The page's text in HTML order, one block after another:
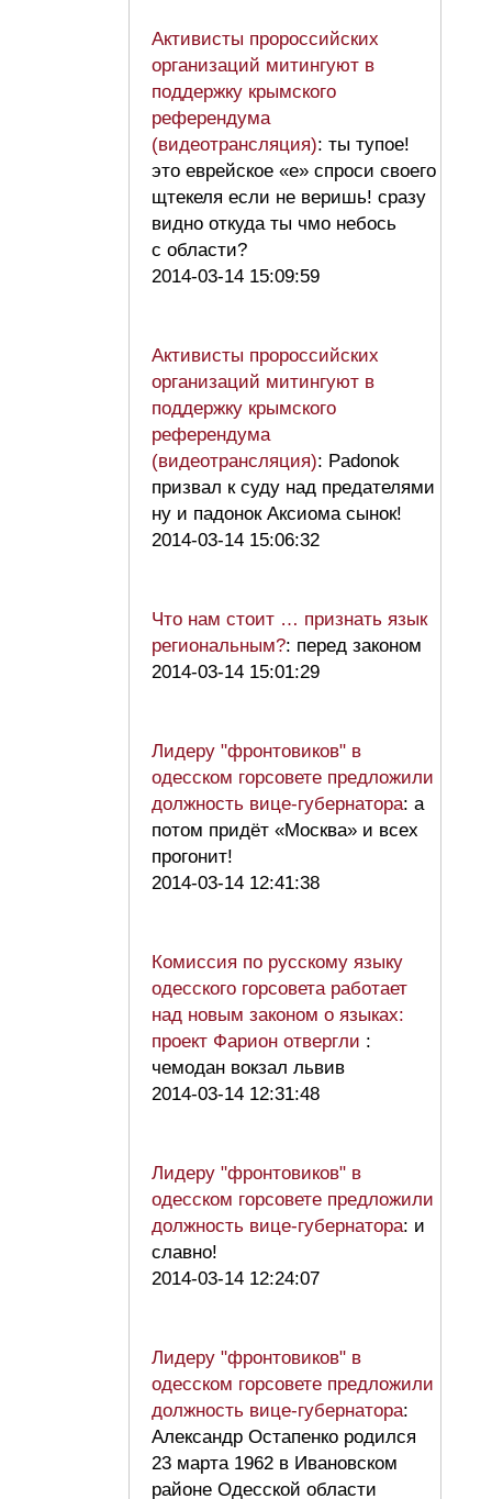
Активисты пророссийских
организаций митингуют в
поддержку крымского
референдума
(видеотрансляция): ты тупое!
это еврейское «е» спроси своего
щтекеля если не веришь! сразу
видно откуда ты чмо небось
с области?
2014-03-14 15:09:59
Активисты пророссийских
организаций митингуют в
поддержку крымского
референдума
(видеотрансляция): Padonok
призвал к суду над предателями
ну и падонок Аксиома сынок!
2014-03-14 15:06:32
Что нам стоит … признать язык
региональным?: перед законом
2014-03-14 15:01:29
Лидеру "фронтовиков" в
одесском горсовете предложили
должность вице-губернатора: а
потом придёт «Москва» и всех
прогонит!
2014-03-14 12:41:38
Комиссия по русскому языку
одесского горсовета работает
над новым законом о языках:
проект Фарион отвергли :
чемодан вокзал львив
2014-03-14 12:31:48
Лидеру "фронтовиков" в
одесском горсовете предложили
должность вице-губернатора: и
славно!
2014-03-14 12:24:07
Лидеру "фронтовиков" в
одесском горсовете предложили
должность вице-губернатора:
Александр Остапенко родился
23 марта 1962 в Ивановском
районе Одесской области